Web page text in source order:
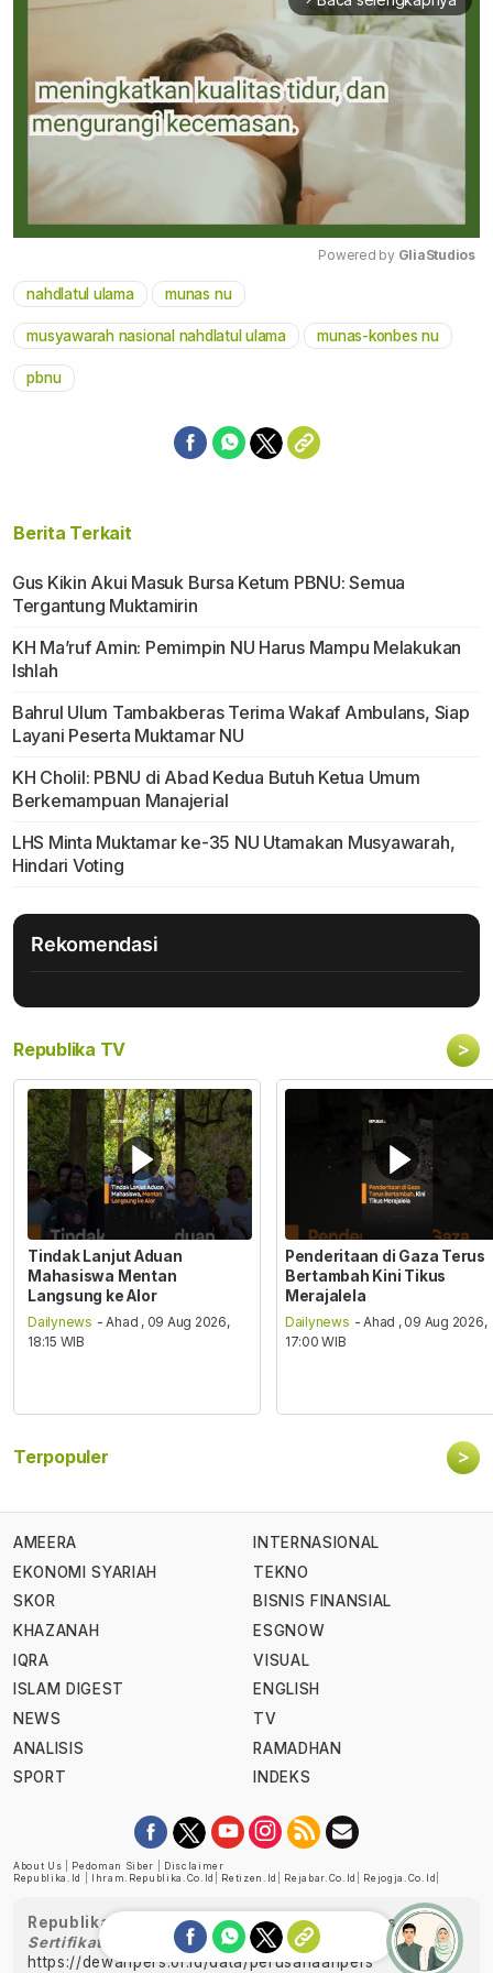
Powered by GliaStudios
nahdlatul ulama munas nu
musyawarah nasional nahdlatul ulama munas-konbes nu
pbnu
Berita Terkait
Gus Kikin Akui Masuk Bursa Ketum PBNU: Semua
Tergantung Muktamirin
KH Ma’ruf Amin: Pemimpin NU Harus Mampu Melakukan
Ishlah
Bahrul Ulum Tambakberas Terima Wakaf Ambulans, Siap
Layani Peserta Muktamar NU
KH Cholil: PBNU di Abad Kedua Butuh Ketua Umum
Berkemampuan Manajerial
LHS Minta Muktamar ke-35 NU Utamakan Musyawarah,
Hindari Voting
Rekomendasi
Republika TV >
Tindak Lanjut Aduan
Mahasiswa Mentan
Langsung ke Alor
Dailynews - Ahad , 09 Aug 2026,
18:15 WIB
Penderitaan di Gaza Terus
Bertambah Kini Tikus
Merajalela
Dailynews - Ahad , 09 Aug 2026,
17:00 WIB
Terpopuler >
AMEERA
EKONOMI SYARIAH
SKOR
KHAZANAH
IQRA
ISLAM DIGEST
NEWS
ANALISIS
SPORT
INTERNASIONAL
TEKNO
BISNIS FINANSIAL
ESGNOW
VISUAL
ENGLISH
TV
RAMADHAN
INDEKS
About Us Pedoman Siber
Disclaimer
Republika.id
Ihram.republika.co.id Retizen.id Rejabar.co.id Rejogja.co.id
Republika telah diverifikasi oleh Dewan Pers
Sertifikat Nomor 1058/DP-Verifikasi/K/XII/2022
https://dewanpers.or.id/data/perusahaanpers